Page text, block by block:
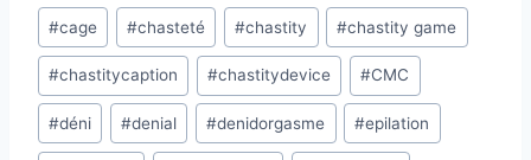
Post
Tags:
#cage #chasteté #chastity #chastity game
#chastitycaption #chastitydevice #CMC
#déni #denial #denidorgasme #epilation